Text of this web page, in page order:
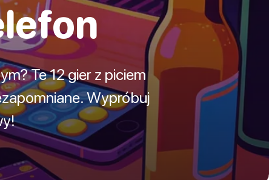
Te 12 gier z piciem
Wypróbuj